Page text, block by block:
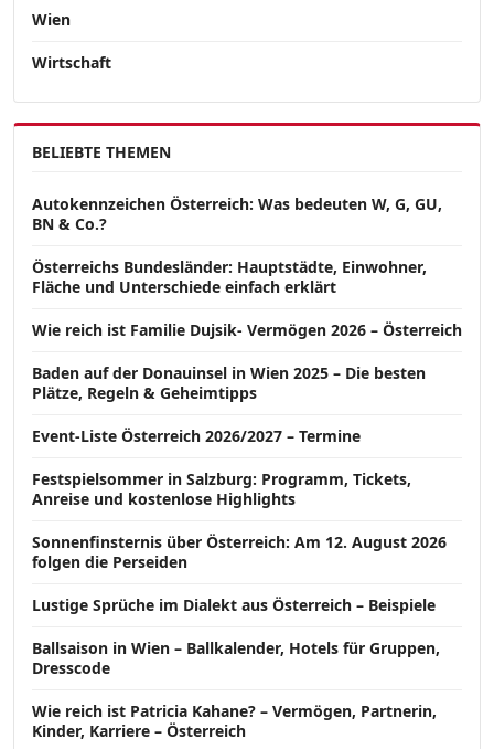
Wien
Wirtschaft
BELIEBTE THEMEN
Autokennzeichen Österreich: Was bedeuten W, G, GU,
BN & Co.?
Österreichs Bundesländer: Hauptstädte, Einwohner,
Fläche und Unterschiede einfach erklärt
Wie reich ist Familie Dujsik- Vermögen 2026 – Österreich
Baden auf der Donauinsel in Wien 2025 – Die besten
Plätze, Regeln & Geheimtipps
Event-Liste Österreich 2026/2027 – Termine
Festspielsommer in Salzburg: Programm, Tickets,
Anreise und kostenlose Highlights
Sonnenfinsternis über Österreich: Am 12. August 2026
folgen die Perseiden
Lustige Sprüche im Dialekt aus Österreich – Beispiele
Ballsaison in Wien – Ballkalender, Hotels für Gruppen,
Dresscode
Wie reich ist Patricia Kahane? – Vermögen, Partnerin,
Kinder, Karriere – Österreich